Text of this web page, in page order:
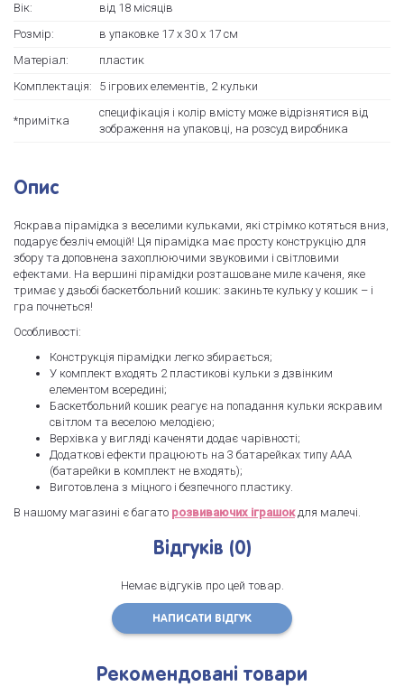
Вік:
від 18 місяців
Розмір:
в упаковке 17 х 30 х 17 см
Матеріал:
пластик
Комплектація:
5 ігрових елементів, 2 кульки
*примітка
специфікація і колір вмісту може відрізнятися від
зображення на упаковці, на розсуд виробника
Опис
Яскрава пірамідка з веселими кульками, які стрімко котяться вниз,
подарує безліч емоцій! Ця пірамідка має просту конструкцію для
збору та доповнена захоплюючими звуковими і світловими
ефектами. На вершині пірамідки розташоване миле каченя, яке
тримає у дзьобі баскетбольний кошик: закиньте кульку у кошик – і
гра почнеться!
Особливості:
Конструкція пірамідки легко збирається;
У комплект входять 2 пластикові кульки з дзвінким
елементом всередині;
Баскетбольний кошик реагує на попадання кульки яскравим
світлом та веселою мелодією;
Верхівка у вигляді каченяти додає чарівності;
Додаткові ефекти працюють на 3 батарейках типу AAA
(батарейки в комплект не входять);
Виготовлена з міцного і безпечного пластику.
В нашому магазині є багато розвиваючих іграшокдля малечі.
Відгуків (0)
Немає відгуків про цей товар.
НАПИСАТИ ВІДГУК
Рекомендовані товари